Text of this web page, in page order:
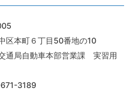
６丁目50番地の10
動車本部営業課 実習用
671-3189